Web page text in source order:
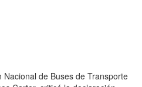
de Buses de Transporte